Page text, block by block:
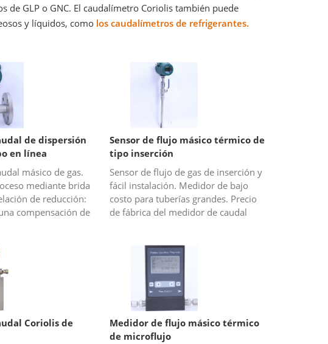
GLP o GNC. El caudalímetro Coriolis también puede
y líquidos, como los caudalímetros de refrigerantes.
de dispersión
en línea
másico de gas.
mediante brida
de reducción:
compensación de
Sensor de flujo másico térmico de
tipo inserción
Sensor de flujo de gas de inserción y
fácil instalación. Medidor de bajo
costo para tuberías grandes. Precio
de fábrica del medidor de caudal
Coriolis de
Medidor de flujo másico térmico
de microflujo